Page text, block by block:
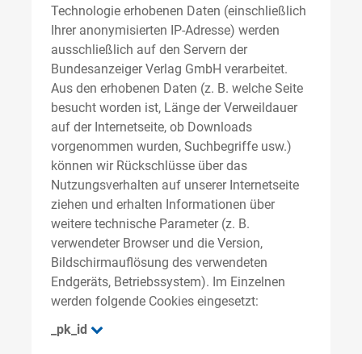
Technologie erhobenen Daten (einschließlich
Ihrer anonymisierten IP-Adresse) werden
ausschließlich auf den Servern der
Bundesanzeiger Verlag GmbH verarbeitet.
Aus den erhobenen Daten (z. B. welche Seite
besucht worden ist, Länge der Verweildauer
auf der Internetseite, ob Downloads
vorgenommen wurden, Suchbegriffe usw.)
können wir Rückschlüsse über das
Nutzungsverhalten auf unserer Internetseite
ziehen und erhalten Informationen über
weitere technische Parameter (z. B.
verwendeter Browser und die Version,
Bildschirmauflösung des verwendeten
Endgeräts, Betriebssystem). Im Einzelnen
werden folgende Cookies eingesetzt:
_pk_id